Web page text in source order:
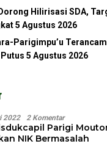
Hilirisasi SDA,
5 Agustus 2026
Parigimpu’u
5 Agustus 2026
2022 2 Komentar
Parigi
NIK Bermasalah